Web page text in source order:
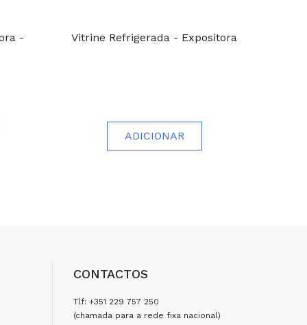
-
Vitrine Refrigerada - Expositora
ADICIONAR
CONTACTOS
Tlf: +351 229 757 250
(chamada para a rede fixa nacional)